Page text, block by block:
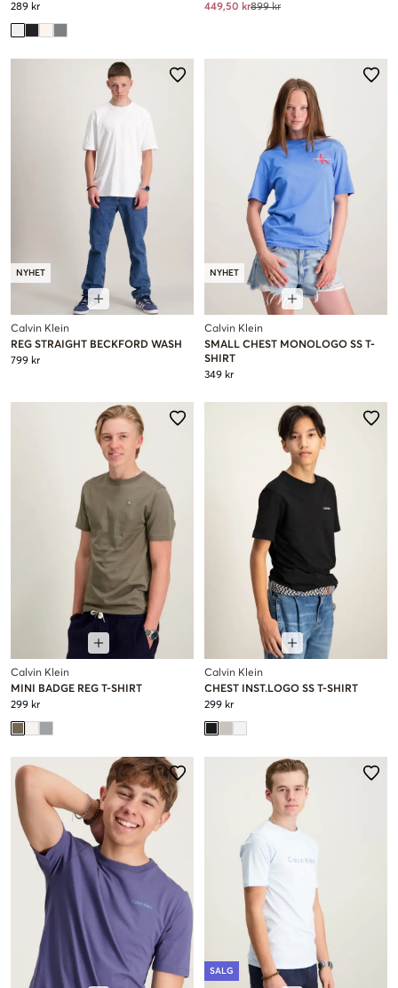
289 kr
449,50 kr899 kr
NYHET
Calvin Klein
REG STRAIGHT BECKFORD WASH
799 kr
NYHET
Calvin Klein
SMALL CHEST MONOLOGO SS T-
SHIRT
349 kr
Calvin Klein
MINI BADGE REG T-SHIRT
299 kr
Calvin Klein
CHEST INST.LOGO SS T-SHIRT
299 kr
SALG